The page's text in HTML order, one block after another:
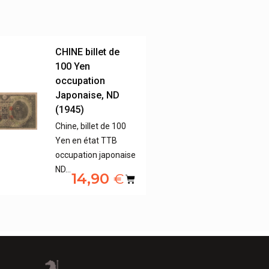
CHINE billet de
100 Yen
occupation
Japonaise, ND
(1945)
Chine, billet de 100
Yen en état TTB
occupation japonaise
ND…
14,90 €